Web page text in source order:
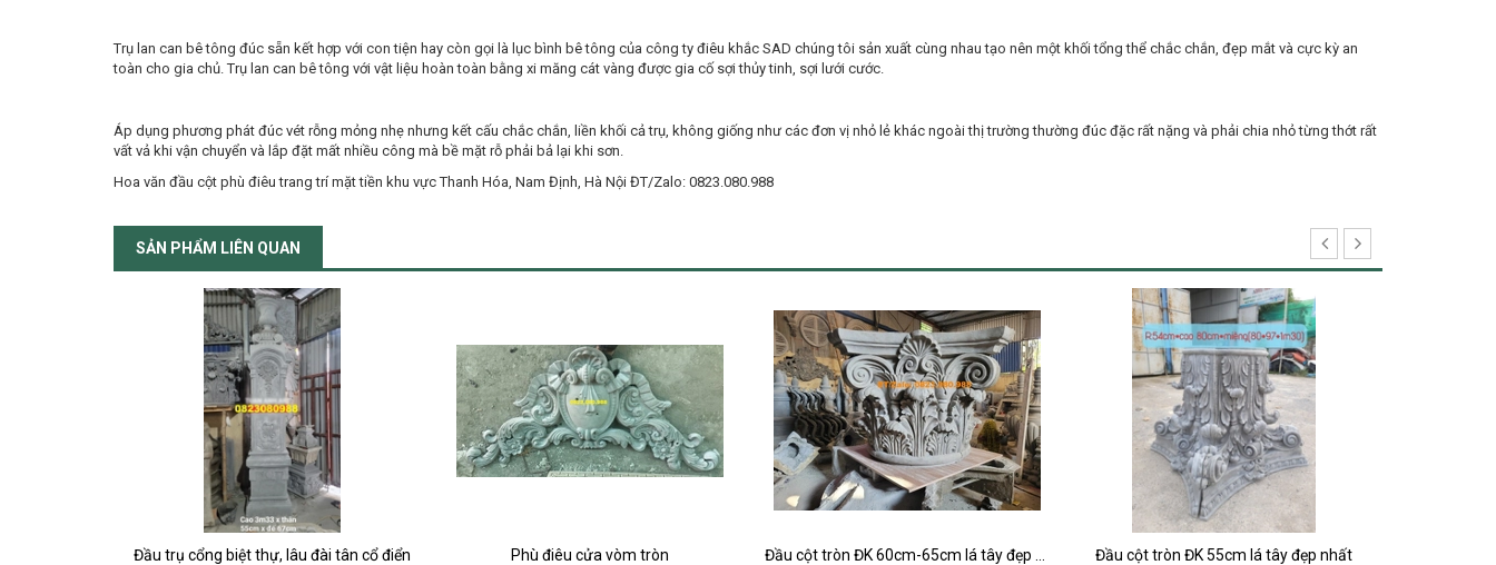
Trụ lan can bê tông đúc sẵn kết hợp với con tiện hay còn gọi là lục bình bê tông của công ty điêu khắc SAD chúng tôi sản xuất cùng nhau tạo nên một khối tổng thể chắc chắn, đẹp mắt và cực kỳ an
toàn cho gia chủ. Trụ lan can bê tông với vật liệu hoàn toàn bằng xi măng cát vàng được gia cố sợi thủy tinh, sợi lưới cước.
Áp dụng phương phát đúc vét rỗng mỏng nhẹ nhưng kết cấu chắc chắn, liền khối cả trụ, không giống như các đơn vị nhỏ lẻ khác ngoài thị trường thường đúc đặc rất nặng và phải chia nhỏ từng thớt rất
vất vả khi vận chuyển và lắp đặt mất nhiều công mà bề mặt rỗ phải bả lại khi sơn.
Hoa văn đầu cột phù điêu trang trí mặt tiền khu vực Thanh Hóa, Nam Định, Hà Nội ĐT/Zalo: 0823.080.988
SẢN PHẨM LIÊN QUAN
Phù điêu cửa vòm tròn
Đầu cột tròn ĐK 55cm lá tây đẹp nhất